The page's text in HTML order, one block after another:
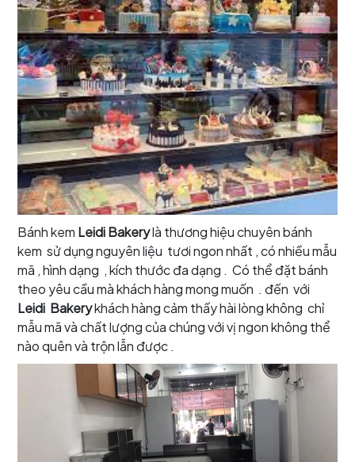
Bánh kem Leidi Bakerylà thương hiệu chuyên bánh
kem sử dụng nguyên liệu tươi ngon nhất , có nhiều mẫu
mã , hình dạng , kích thước đa dạng . Có thể đặt bánh
theo yêu cầu mà khách hàng mong muốn . đến với
Leidi Bakerykhách hàng cảm thấy hài lòng không chỉ
mẫu mã và chất lượng của chúng với vị ngon không thể
nào quên và trộn lẫn được .